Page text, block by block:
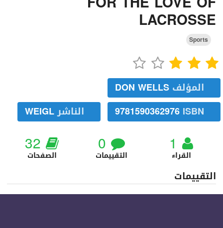
LACROSSE
Sports
المؤلف
ISBN
الناشرWEIGL
القراء 0
التقييمات 32
الصفحات
التقييمات